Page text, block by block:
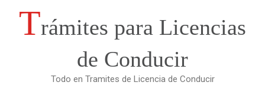
contenido
Trámites para Licencias
de Conducir
Todo en Tramites de Licencia de Conducir